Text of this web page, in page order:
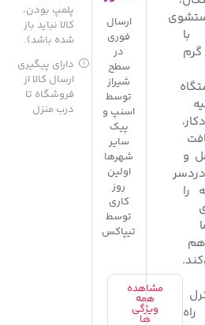
با
و
را
مشاهده
همه
ویژگی
ها
ارسال
فوری
در
سطح
شیراز
توسط
اسنپ و
پیک
سایر
شهرها
اولین
روز
کاری
توسط
تیپاکس
پلمپ بودن،
کالا نباید باز
شده باشد).
دارای پیگیری
ارسال کالا از
فروشگاه تا
درب منزل